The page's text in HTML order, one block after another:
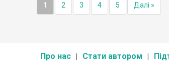
1 2 3 4 5 Далі »
Про нас Стати автором